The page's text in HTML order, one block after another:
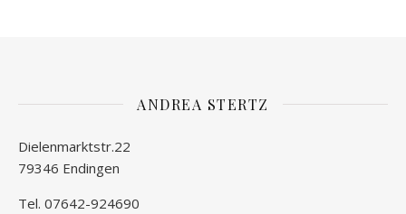
ANDREA STERTZ
Dielenmarktstr.22
79346 Endingen
Tel. 07642-924690